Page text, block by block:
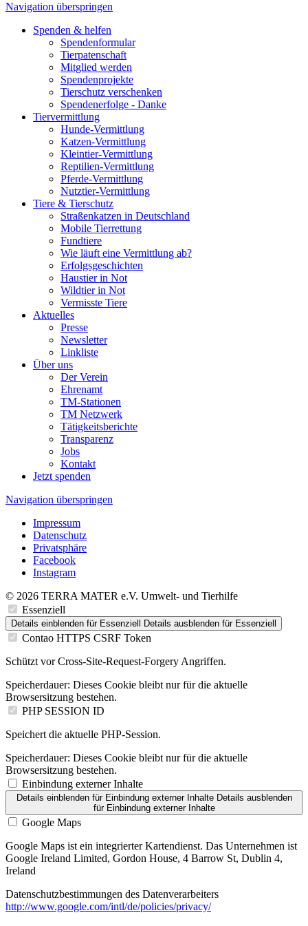
Navigation überspringen
Spenden & helfen
Spendenformular
Tierpatenschaft
Mitglied werden
Spendenprojekte
Tierschutz verschenken
Spendenerfolge - Danke
Tiervermittlung
Hunde-Vermittlung
Katzen-Vermittlung
Kleintier-Vermittlung
Reptilien-Vermittlung
Pferde-Vermittlung
Nutztier-Vermittlung
Tiere & Tierschutz
Straßenkatzen in Deutschland
Mobile Tierrettung
Fundtiere
Wie läuft eine Vermittlung ab?
Erfolgsgeschichten
Haustier in Not
Wildtier in Not
Vermisste Tiere
Aktuelles
Presse
Newsletter
Linkliste
Über uns
Der Verein
Ehrenamt
TM-Stationen
TM Netzwerk
Tätigkeitsberichte
Transparenz
Jobs
Kontakt
Jetzt spenden
Navigation überspringen
Impressum
Datenschutz
Privatsphäre
Facebook
Instagram
© 2026 TERRA MATER e.V. Umwelt- und Tierhilfe
Essenziell
Details einblenden für Essenziell Details ausblenden für Essenziell
Contao HTTPS CSRF Token
Schützt vor Cross-Site-Request-Forgery Angriffen.
Speicherdauer: Dieses Cookie bleibt nur für die aktuelle
Browsersitzung bestehen.
PHP SESSION ID
Speichert die aktuelle PHP-Session.
Speicherdauer: Dieses Cookie bleibt nur für die aktuelle
Browsersitzung bestehen.
Einbindung externer Inhalte
Details einblendenfür Einbindung externer Inhalte Details ausblenden
für Einbindung externer Inhalte
Google Maps
Google Maps ist ein integrierter Kartendienst. Das Unternehmen ist
Google Ireland Limited, Gordon House, 4 Barrow St, Dublin 4,
Ireland
Datenschutzbestimmungen des Datenverarbeiters
http://www.google.com/intl/de/policies/privacy/